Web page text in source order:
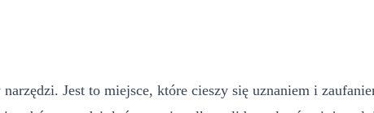
Jest to miejsce, które cieszy się uznaniem i